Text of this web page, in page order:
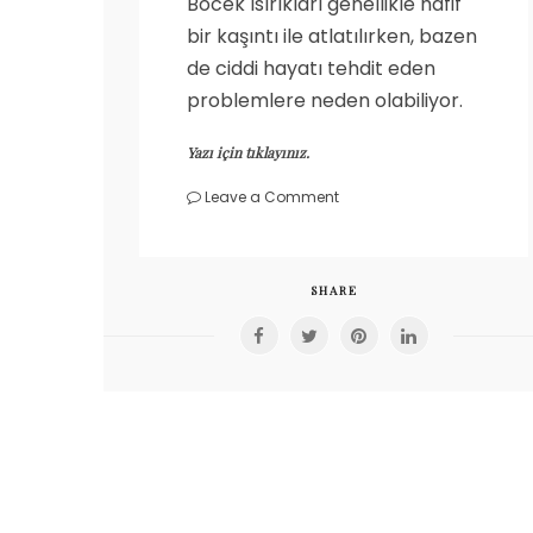
bir kaşıntı ile atlatılırken, bazen
de ciddi hayatı tehdit eden
problemlere neden olabiliyor.
Yazı için tıklayınız.
Leave a Commenton
SHARE